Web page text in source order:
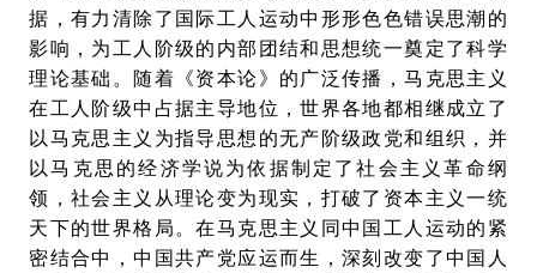
据，有力清除了国际工人运动中形形色色错误思潮的
影响，为工人阶级的内部团结和思想统一奠定了科学
理论基础。随着《资本论》的广泛传播，马克思主义
在工人阶级中占据主导地位，世界各地都相继成立了
以马克思主义为指导思想的无产阶级政党和组织，并
以马克思的经济学说为依据制定了社会主义革命纲
领，社会主义从理论变为现实，打破了资本主义一统
天下的世界格局。在马克思主义同中国工人运动的紧
密结合中，中国共产党应运而生，深刻改变了中国人